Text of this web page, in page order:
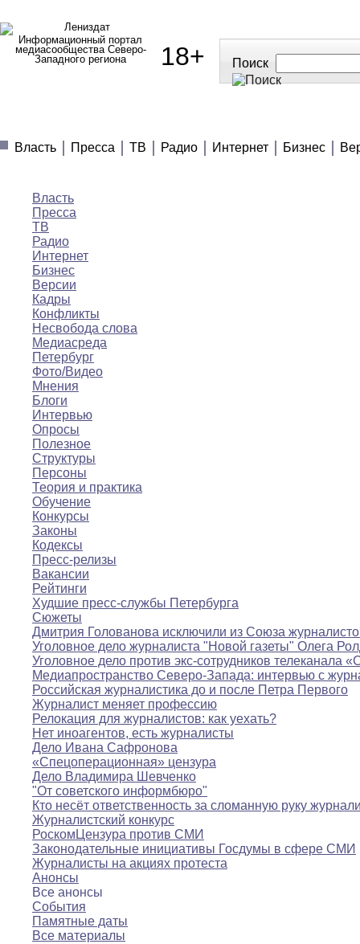
Информационный портал
медиасообщества Северо-
Западного региона
18+ Поиск
Власть
Пресса ТВ Радио Интернет Бизнес
Власть
Пресса
ТВ
Радио
Интернет
Бизнес
Версии
Кадры
Конфликты
Несвобода слова
Медиасреда
Петербург
Фото/Видео
Мнения
Блоги
Интервью
Опросы
Полезное
Структуры
Персоны
Теория и практика
Обучение
Конкурсы
Законы
Кодексы
Пресс-релизы
Вакансии
Рейтинги
Худшие пресс-службы Петербурга
Сюжеты
Дмитрия Голованова исключили из Союза
Уголовное дело журналиста "Новой газеты" Олега
Уголовное дело против экс-сотрудников телеканала
Медиапространство Северо-Запада: интервью с
Российская журналистика до и после Петра Первого
Журналист меняет профессию
Релокация для журналистов: как уехать?
Нет иноагентов, есть журналисты
Дело Ивана Сафронова
«Спецоперационная» цензура
Дело Владимира Шевченко
"От советского информбюро"
Кто несёт ответственность за сломанную руку
Журналистский конкурс
РоскомЦензура против СМИ
Законодательные инициативы Госдумы в сфере СМИ
Журналисты на акциях протеста
Анонсы
Все анонсы
События
Памятные даты
Все материалы